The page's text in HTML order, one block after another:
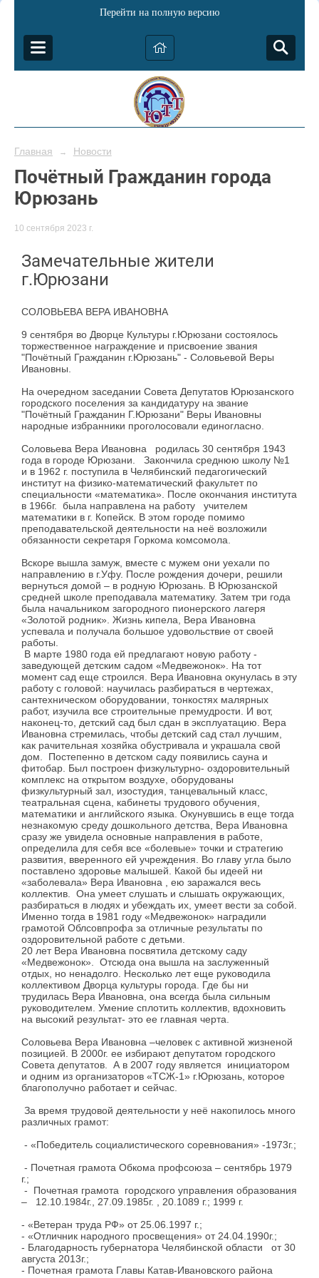
Перейти на полную версию
Главная → Новости
Почётный Гражданин города
Юрюзань
10 сентября 2023 г.
Замечательные жители
г.Юрюзани
СОЛОВЬЕВА ВЕРА ИВАНОВНА
9 сентября во Дворце Культуры г.Юрюзани состоялось
торжественное награждение и присвоение звания
"Почётный Гражданин г.Юрюзань" - Соловьевой Веры
Ивановны.
На очередном заседании Совета Депутатов Юрюзанского
городского поселения за кандидатуру на звание
"Почётный Гражданин Г.Юрюзани" Веры Ивановны
народные избранники проголосовали единогласно.
Соловьева Вера Ивановна родилась 30 сентября 1943
года в городе Юрюзани. Закончила среднюю школу №1
и в 1962 г. поступила в Челябинский педагогический
институт на физико-математический факультет по
специальности «математика». После окончания института
в 1966г. была направлена на работу учителем
математики в г. Копейск. В этом городе помимо
преподавательской деятельности на неё возложили
обязанности секретаря Горкома комсомола.
Вскоре вышла замуж, вместе с мужем они уехали по
направлению в г.Уфу. После рождения дочери, решили
вернуться домой – в родную Юрюзань. В Юрюзанской
средней школе преподавала математику. Затем три года
была начальником загородного пионерского лагеря
«Золотой родник». Жизнь кипела, Вера Ивановна
успевала и получала большое удовольствие от своей
работы.
В марте 1980 года ей предлагают новую работу -
заведующей детским садом «Медвежонок». На тот
момент сад еще строился. Вера Ивановна окунулась в эту
работу с головой: научилась разбираться в чертежах,
сантехническом оборудовании, тонкостях малярных
работ, изучила все строительные премудрости. И вот,
наконец-то, детский сад был сдан в эксплуатацию. Вера
Ивановна стремилась, чтобы детский сад стал лучшим,
как рачительная хозяйка обустривала и украшала свой
дом. Постепенно в детском саду появились сауна и
фитобар. Был построен физкультурно- оздоровительный
комплекс на открытом воздухе, оборудованы
физкультурный зал, изостудия, танцевальный класс,
театральная сцена, кабинеты трудового обучения,
математики и английского языка. Окунувшись в еще тогда
незнакомую среду дошкольного детства, Вера Ивановна
сразу же увидела основные направления в работе,
определила для себя все «болевые» точки и стратегию
развития, вверенного ей учреждения. Во главу угла было
поставлено здоровье малышей. Какой бы идеей ни
«заболевала» Вера Ивановна , ею заражался весь
коллектив. Она умеет слушать и слышать окружающих,
разбираться в людях и убеждать их, умеет вести за собой.
Именно тогда в 1981 году «Медвежонок» наградили
грамотой Облсовпрофа за отличные результаты по
оздоровительной работе с детьми.
20 лет Вера Ивановна посвятила детскому саду
«Медвежонок». Отсюда она вышла на заслуженный
отдых, но ненадолго. Несколько лет еще руководила
коллективом Дворца культуры города. Где бы ни
трудилась Вера Ивановна, она всегда была сильным
руководителем. Умение сплотить коллектив, вдохновить
на высокий результат- это ее главная черта.
Соловьева Вера Ивановна –человек с активной жизненой
позицией. В 2000г. ее избирают депутатом городского
Совета депутатов. А в 2007 году является инициатором
и одним из организаторов «ТСЖ-1» г.Юрюзань, которое
благополучно работает и сейчас.
За время трудовой деятельности у неё накопилось много
различных грамот:
- «Победитель социалистического соревнования» -1973г.;
- Почетная грамота Обкома профсоюза – сентябрь 1979
г.;
- Почетная грамота городского управления образования
– 12.10.1984г., 27.09.1985г. , 20.1089 г.; 1999 г.
- «Ветеран труда РФ» от 25.06.1997 г.;
- «Отличник народного просвещения» от 24.04.1990г.;
- Благодарность губернатора Челябинской области от 30
августа 2013г.;
- Почетная грамота Главы Катав-Ивановского района